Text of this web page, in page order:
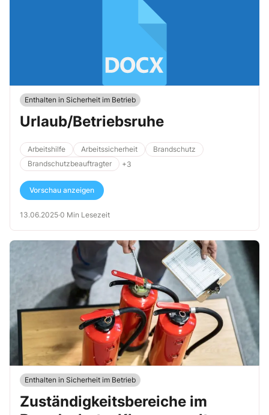
Enthalten in Sicherheit im Betrieb
Urlaub/Betriebsruhe
Arbeitshilfe Arbeitssicherheit
Brandschutz
Brandschutzbeauftragter
+3
Vorschau anzeigen
13.06.2025·0 Min Lesezeit
Enthalten in Sicherheit im Betrieb
Zuständigkeitsbereiche im